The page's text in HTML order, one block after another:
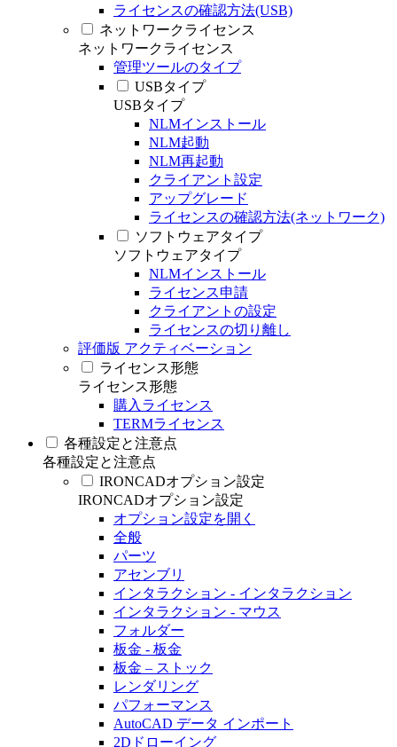
ライセンスの確認方法(USB)
ネットワークライセンス
ネットワークライセンス
管理ツールのタイプ
USBタイプ
USBタイプ
NLMインストール
NLM起動
NLM再起動
クライアント設定
アップグレード
ライセンスの確認方法(ネットワーク)
ソフトウェアタイプ
ソフトウェアタイプ
NLMインストール
ライセンス申請
クライアントの設定
ライセンスの切り離し
評価版 アクティベーション
ライセンス形態
ライセンス形態
購入ライセンス
TERMライセンス
各種設定と注意点
各種設定と注意点
IRONCADオプション設定
IRONCADオプション設定
オプション設定を開く
全般
パーツ
アセンブリ
インタラクション - インタラクション
インタラクション - マウス
フォルダー
板金 - 板金
板金 – ストック
レンダリング
パフォーマンス
AutoCAD データ インポート
2Dドローイング